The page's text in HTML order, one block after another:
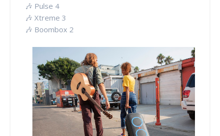
🎶 Pulse 4
🎶 Xtreme 3
🎶 Boombox 2